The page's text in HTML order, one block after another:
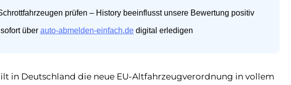
prüfen – History beeinflusst unsere Bewertung positiv
über auto-abmelden-einfach.de digital erledigen
in Deutschland die neue EU-Altfahrzeugverordnung in vollem